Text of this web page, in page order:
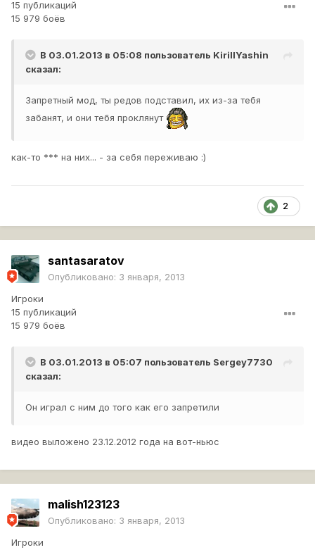
15 публикаций
15 979 боёв
В 03.01.2013 в 05:08 пользователь KirillYashin
сказал:
Запретный мод, ты редов подставил, их из-за тебя
забанят, и они тебя проклянут
как-то *** на них... - за себя переживаю :)
2
santasaratov
Опубликовано: 3 января, 2013
Игроки
15 публикаций
15 979 боёв
В 03.01.2013 в 05:07 пользователь Sergey7730
сказал:
Он играл с ним до того как его запретили
видео выложено 23.12.2012 года на вот-ньюс
malish123123
Опубликовано: 3 января, 2013
Игроки